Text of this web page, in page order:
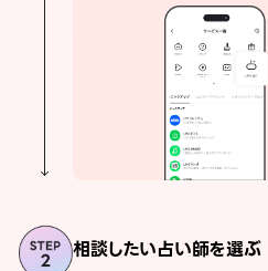
相談したい占い師を選ぶ